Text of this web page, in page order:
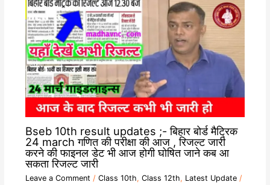
Bseb 10th result updates ;- बिहार बोर्ड मैट्रिक
24 march गणित की परीक्षा की आज , रिजल्ट जारी
करने की फाइनल डेट भी आज होगी घोषित जाने कब आ
सकता रिजल्ट जारी
Leave a Comment / Class 10th, Class 12th, Latest Update/